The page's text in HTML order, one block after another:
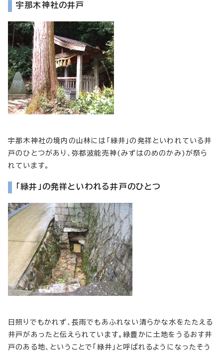
宇那木神社の井戸
宇那木神社の境内の山林には「緑井」の発祥といわれている井
戸のひとつがあり、弥都波能売神(みずはのめのかみ)が祭ら
れています。
「緑井」の発祥といわれる井戸のひとつ
日照りでもかれず、長雨でもあふれない清らかな水をたたえる
井戸があったと伝えられています。緑豊かに土地をうるおす井
戸のある地、ということで「緑井」と呼ばれるようになったそう